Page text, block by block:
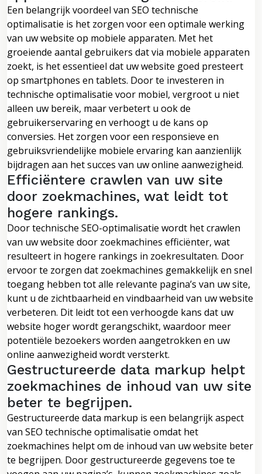
Een belangrijk voordeel van SEO technische
optimalisatie is het zorgen voor een optimale werking
van uw website op mobiele apparaten. Met het
groeiende aantal gebruikers dat via mobiele apparaten
zoekt, is het essentieel dat uw website goed presteert
op smartphones en tablets. Door te investeren in
technische optimalisatie voor mobiel, vergroot u niet
alleen uw bereik, maar verbetert u ook de
gebruikerservaring en verhoogt u de kans op
conversies. Het zorgen voor een responsieve en
gebruiksvriendelijke mobiele ervaring kan aanzienlijk
bijdragen aan het succes van uw online aanwezigheid.
Efficiëntere crawlen van uw site
door zoekmachines, wat leidt tot
hogere rankings.
Door technische SEO-optimalisatie wordt het crawlen
van uw website door zoekmachines efficiënter, wat
resulteert in hogere rankings in zoekresultaten. Door
ervoor te zorgen dat zoekmachines gemakkelijk en snel
toegang hebben tot alle relevante pagina’s van uw site,
kunt u de zichtbaarheid en vindbaarheid van uw website
verbeteren. Dit leidt tot een verhoogde kans dat uw
website hoger wordt gerangschikt, waardoor meer
potentiële bezoekers worden aangetrokken en uw
online aanwezigheid wordt versterkt.
Gestructureerde data markup helpt
zoekmachines de inhoud van uw site
beter te begrijpen.
Gestructureerde data markup is een belangrijk aspect
van SEO technische optimalisatie omdat het
zoekmachines helpt om de inhoud van uw website beter
te begrijpen. Door gestructureerde gegevens toe te